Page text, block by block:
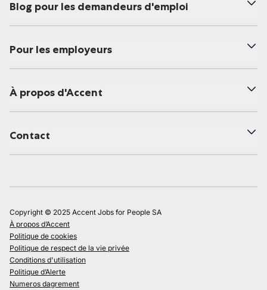
Blog pour les demandeurs d'emploi
Pour les employeurs
À propos d'Accent
Contact
Copyright © 2025 Accent Jobs for People SA
À propos d’Accent
Politique de cookies
Politique de respect de la vie privée
Conditions d'utilisation
Politique d’Alerte
Numeros dagrement